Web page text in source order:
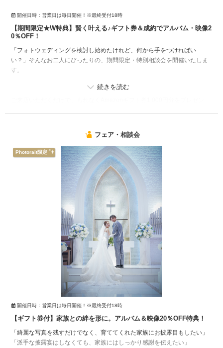
開催日時： 営業日は毎日開催！※最終受付18時
【期間限定★W特典】賢く叶える♪ギフト券＆成約でアルバム・映像2
0％OFF！
「フォトウェディングを検討し始めたけれど、何から手をつければい
い？」そんなお二人にぴったりの、期間限定・特別相談会を開催いたしま
す。
本フェアの最大の魅力は、家計に嬉しい「W特典」です。
も、質を落とさずに賢く予算を抑えたいお二人は必見です。
相談会では、人気のドレスや和装を実際にご覧いただける「衣装見学」も
実施。最新の空き状況もその場で確認できるため、桜シーズンの残り枠
や、初夏の新緑ロケーションなど、ご希望の時期に合わせたスムーズなプ
ランニングが可能です。
プランナーがお二人のこだわりとご予算を伺い、最適な見積もりを作成し
100組限定となりますのでお早めにご予約ください。
フェア・相談会
Photorait限定
開催日時： 営業日は毎日開催！※最終受付18時
【ギフト券付】家族との絆を形に。アルバム＆映像20％OFF特典！
「綺麗な写真を残すだけでなく、育ててくれた家族にお披露目もしたい」
「派手な披露宴はしなくても、家族にはしっかり感謝を伝えたい」